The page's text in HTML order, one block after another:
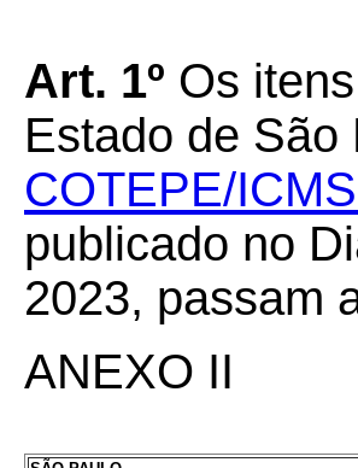
Art. 1º Os
Estado de
COTEPE/
publicado no
2023, passam
ANEXO II